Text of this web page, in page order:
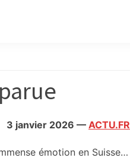
3 janvier 2026 — ACTU.FR
émotion en Suisse…